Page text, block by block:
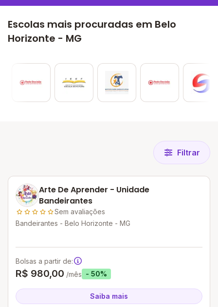
Escolas mais procuradas em Belo
Horizonte - MG
Filtrar
Arte De Aprender - Unidade
Bandeirantes
Sem avaliações
Bandeirantes - Belo Horizonte - MG
Bolsas a partir de:
R$ 980,00 /mês - 50%
Saiba mais